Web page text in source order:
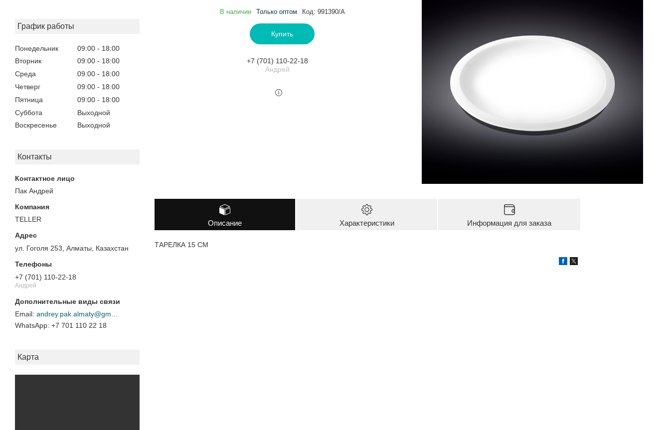
График работы
Понедельник 09:00
18:00
Вторник
09:00
18:00
Среда
09:00
18:00
Четверг
09:00
18:00
Пятница
09:00
18:00
Суббота
Выходной
Воскресенье
Выходной
Контакты
Пак Андрей
TELLER
ул. Гоголя 253, Алматы, Казахстан
+7 (701) 110-22-18
Андрей
+7 701 110 22 18
Карта
В наличии Только оптом Код: 991390/A
Купить
+7 (701) 110-22-18
Андрей
Описание Характеристики Информация для заказа
ТАРЕЛКА 15 CM